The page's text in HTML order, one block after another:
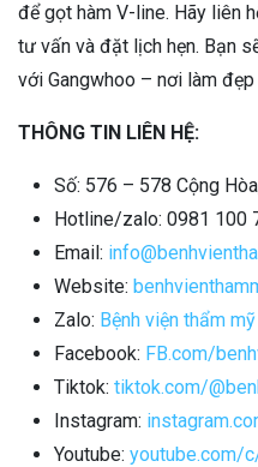
để gọt hàm V-line. Hãy liên
tư vấn và đặt lịch hẹn. Bạn
với Gangwhoo – nơi làm
THÔNG TIN LIÊN HỆ:
Số: 576 – 578 Cộng
Hotline/zalo: 0981 100
Email:
Website:
Zalo: Bệnh viện thẩm
Facebook: FB.com/
Tiktok: tiktok.com/
Instagram:
Youtube: youtube.com/